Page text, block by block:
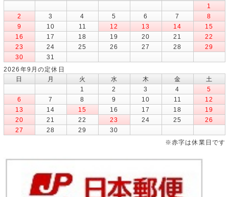
1
2
3 4 5 6 7
8
9
10 11 12 13 14
15
16
17 18 19 20 21
22
23
24 25 26 27 28
29
30
31
2026年9月の定休日
日
月 火 水 木 金
土
1
2 3 4
5
6
7 8 9 10 11
12
13
14 15 16 17 18
19
20
21 22 23 24 25
26
27
28 29
30
※赤字は休業日です